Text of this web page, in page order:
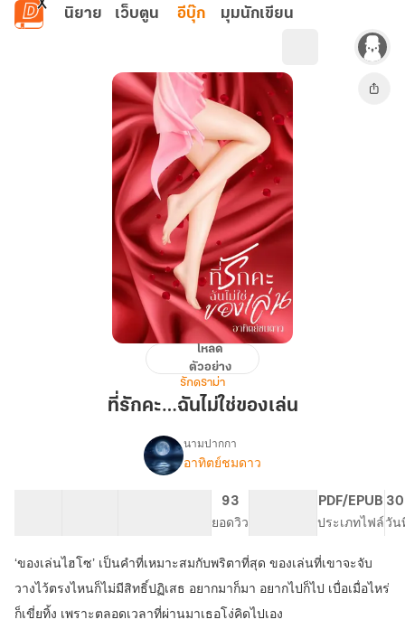
ข้ามไปยังเนื้อหาหลัก
นิยาย เว็บตูน อีบุ๊ก มุมนักเขียน
ฉัน
โหลด
ตัวอย่าง
รักดราม่า
ที่รักคะ…ฉันไม่ใช่ของเล่น
เรื่อง
คะ…
ไม่ใช่
เล่น
นามปากกา
อาทิตย์ชมดาว
93
ยอดวิว
PDF/EPUB
ประเภทไฟล์วัน
‘ของเล่นไฮโซ’ เป็นคำที่เหมาะสมกับพริตาที่สุด ของเล่นที่เขาจะจับ
วางไว้ตรงไหนก็ไม่มีสิทธิ์ปฏิเสธ อยากมาก็มา อยากไปก็ไป เบื่อเมื่อไหร่
ก็เขี่ยทิ้ง เพราะตลอดเวลาที่ผ่านมาเธอโง่คิดไปเอง